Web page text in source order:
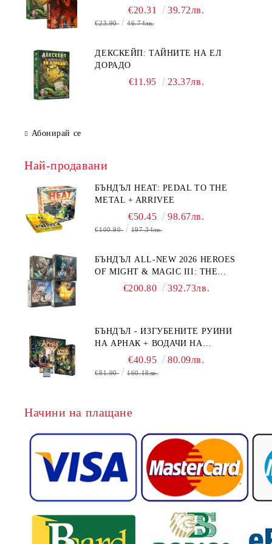
ДРАКОНА€20.31 39.72лв.
€23.90 46.74лв.
ДЕКСКЕЙП: ТАЙНИТЕ НА ЕЛ
ДОРАДО
€11.95 23.37лв.
Абонирай се
Най-продавани
БЪНДЪЛ HEAT: PEDAL TO THE
METAL + ARRIVEE
€50.45 98.67лв.
€100.90 197.34лв.
БЪНДЪЛ ALL-NEW 2026 HEROES
OF MIGHT & MAGIC III: THE
BOARD GAME EXPANSIONS -
€200.80 392.73лв.
БЪНДЪЛ - ИЗГУБЕНИТЕ РУИНИ
НА АРНАК + ВОДАЧИ НА
ЕКСПЕДИЦИИ + ПРОМО КАРТИ
БЕЗПЛАТНО
€40.95 80.09лв.
€81.90 160.18лв.
Начини на плащане